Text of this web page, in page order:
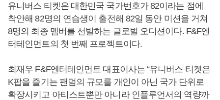
유니버스 티켓은 대한민국 국가번호가 82이라는 점에
착안해 82명의 연습생이 출전해 82일 동안 미션을 거쳐
8명의 최종 멤버를 선발하는 글로벌 오디션이다. F&F엔
터테인먼트의 첫 번째 프로젝트이다.
최재우 F&F엔터테인먼트 대표이사는 “유니버스 티켓은
K팝을 즐기는 팬덤의 규모를 개인이 아닌 국가 단위로
확장시키고 아티스트뿐만 아니라 인플루언서의 역량까